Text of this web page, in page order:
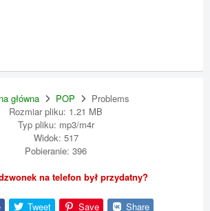
główna POP
Problems
Rozmiar pliku: 1.21 MB
Typ pliku: mp3/m4r
Widok: 517
Pobieranie: 396
na telefon był przydatny?
Tweet Save Share